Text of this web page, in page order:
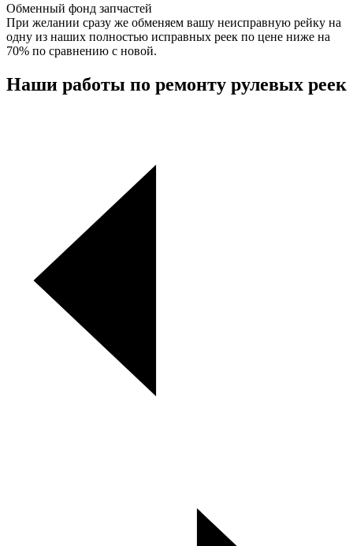
Обменный фонд запчастей
При желании сразу же обменяем вашу неисправную рейку на
одну из наших полностью исправных реек по цене ниже на
70% по сравнению с новой.
Наши работы по ремонту рулевых реек